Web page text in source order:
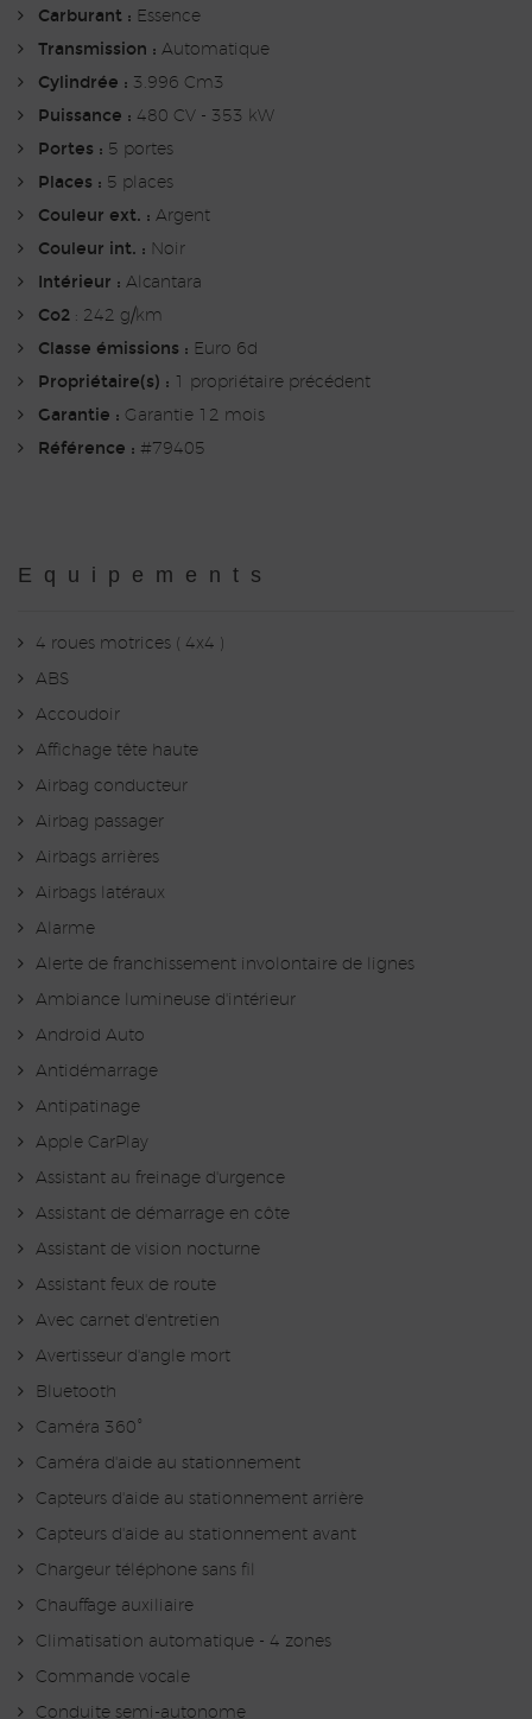
Carburant : Essence
Transmission : Automatique
Cylindrée : 3.996 Cm3
Puissance : 480 CV - 353 kW
Portes : 5 portes
Places : 5 places
Couleur ext. : Argent
Couleur int. : Noir
Intérieur : Alcantara
Co2 : 242 g/km
Classe émissions : Euro 6d
Propriétaire(s) : 1 propriétaire précédent
Garantie : Garantie 12 mois
Référence : #79405
Equipements
4 roues motrices ( 4x4 )
ABS
Accoudoir
Affichage tête haute
Airbag conducteur
Airbag passager
Airbags arrières
Airbags latéraux
Alarme
Alerte de franchissement involontaire de lignes
Ambiance lumineuse d'intérieur
Android Auto
Antidémarrage
Antipatinage
Apple CarPlay
Assistant au freinage d'urgence
Assistant de démarrage en côte
Assistant de vision nocturne
Assistant feux de route
Avec carnet d'entretien
Avertisseur d'angle mort
Bluetooth
Caméra 360°
Caméra d'aide au stationnement
Capteurs d'aide au stationnement arrière
Capteurs d'aide au stationnement avant
Chargeur téléphone sans fil
Chauffage auxiliaire
Climatisation automatique - 4 zones
Commande vocale
Conduite semi-autonome